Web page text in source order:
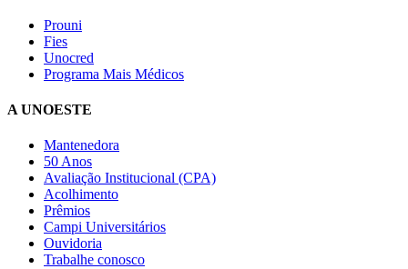
Prouni
Fies
Unocred
Programa Mais Médicos
A UNOESTE
Mantenedora
50 Anos
Avaliação Institucional (CPA)
Acolhimento
Prêmios
Campi Universitários
Ouvidoria
Trabalhe conosco